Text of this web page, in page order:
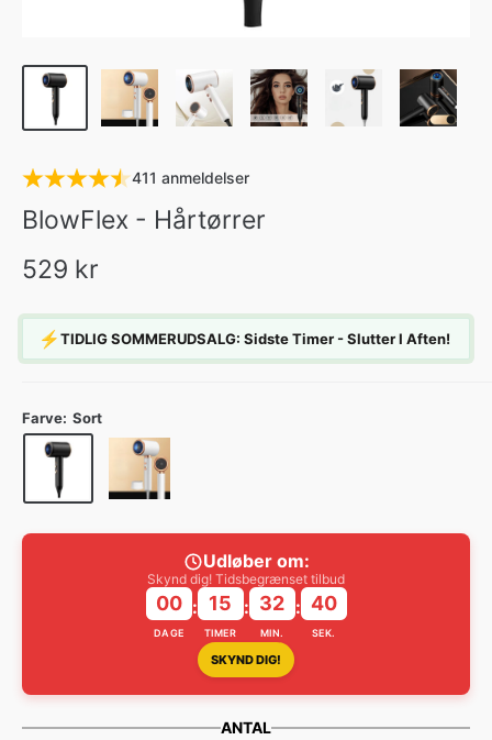
411 anmeldelser
BlowFlex - Hårtørrer
529 kr
⚡TIDLIG SOMMERUDSALG: Sidste Timer - Slutter I Aften!
Farve: Sort
Udløber om:
Skynd dig! Tidsbegrænset tilbud
00
DAGE
: 15
TIMER
: 32
MIN.
: 40
SEK.
SKYND DIG!
ANTAL